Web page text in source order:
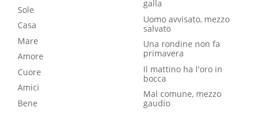
Sole
Casa
Mare
Amore
Cuore
Amici
Bene
galla
Uomo avvisato, mezzo
salvato
Una rondine non fa
primavera
Il mattino ha l'oro in
bocca
Mal comune, mezzo
gaudio